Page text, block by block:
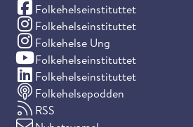
Folkehelseinstituttet
(Facebook)
Folkehelseinstituttet
(Instagram)
Folkehelse Ung
(Instagram)
Folkehelseinstituttet
(YouTube)
Folkehelseinstituttet
(LinkedIn)
Folkehelsepodden
RSS